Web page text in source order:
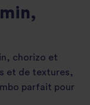
chorizo et
et de textures,
parfait pour